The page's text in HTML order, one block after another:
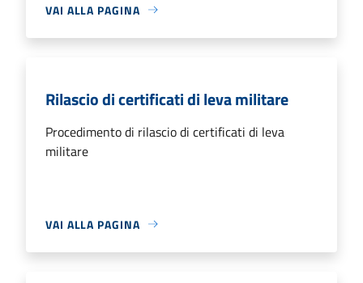
VAI ALLA PAGINA
Rilascio di certificati di leva militare
Procedimento di rilascio di certificati di leva
militare
VAI ALLA PAGINA